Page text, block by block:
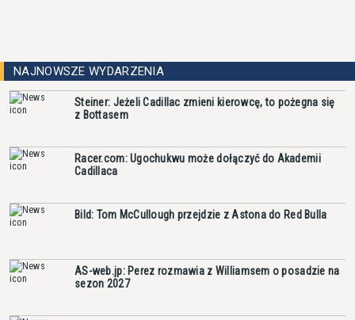
NAJNOWSZE WYDARZENIA
Steiner: Jeżeli Cadillac zmieni kierowcę, to pożegna się
z Bottasem
Racer.com: Ugochukwu może dołączyć do Akademii
Cadillaca
Bild: Tom McCullough przejdzie z Astona do Red Bulla
AS-web.jp: Perez rozmawia z Williamsem o posadzie na
sezon 2027